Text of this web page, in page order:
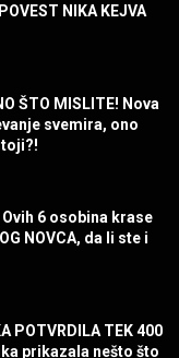
Writing On The Wall
NIKA KEJVA
ŠTO MISLITE! Nova
svemira, ono
Ovih 6 osobina krase
NOVCA, da li ste i
POTVRDILA TEK 400
prikazala nešto što